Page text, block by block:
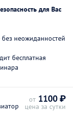
для Вас
неожиданностей
бесплатная
от 1100 ₽
цена за сутки